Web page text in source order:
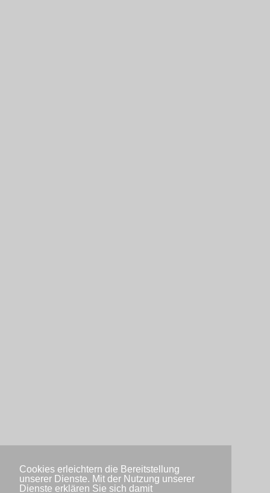
Cookies erleichtern die Bereitstellung
unserer Dienste. Mit der Nutzung unserer
Dienste erklären Sie sich damit